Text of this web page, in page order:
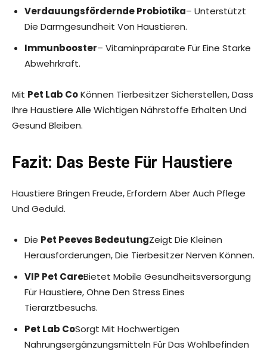
Verdauungsfördernde Probiotika– Unterstützt
Die Darmgesundheit Von Haustieren.
Immunbooster– Vitaminpräparate Für Eine Starke
Abwehrkraft.
Mit Pet Lab CoKönnen Tierbesitzer Sicherstellen, Dass
Ihre Haustiere Alle Wichtigen Nährstoffe Erhalten Und
Gesund Bleiben.
Fazit: Das Beste Für Haustiere
Haustiere Bringen Freude, Erfordern Aber Auch Pflege
Und Geduld.
Die Pet Peeves BedeutungZeigt Die Kleinen
Herausforderungen, Die Tierbesitzer Nerven Können.
VIP Pet CareBietet Mobile Gesundheitsversorgung
Für Haustiere, Ohne Den Stress Eines
Tierarztbesuchs.
Pet Lab CoSorgt Mit Hochwertigen
Nahrungsergänzungsmitteln Für Das Wohlbefinden